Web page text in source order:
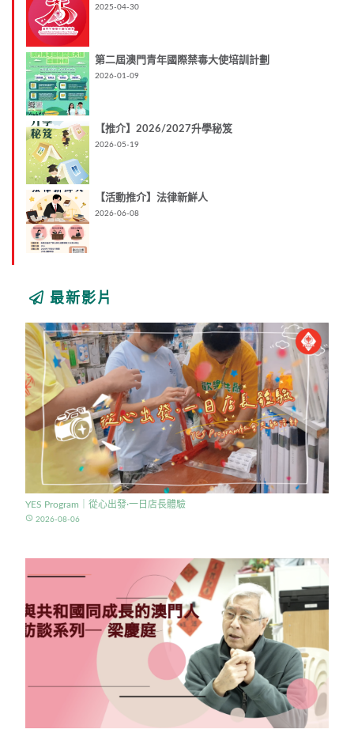
2025-04-30
第二屆澳門青年國際禁毒大使培訓計劃
2026-01-09
【推介】2026/2027升學秘笈
2026-05-19
【活動推介】法律新鮮人
2026-06-08
最新影片
YES Program｜從心出發·一日店長體驗
access_time 2026-08-06